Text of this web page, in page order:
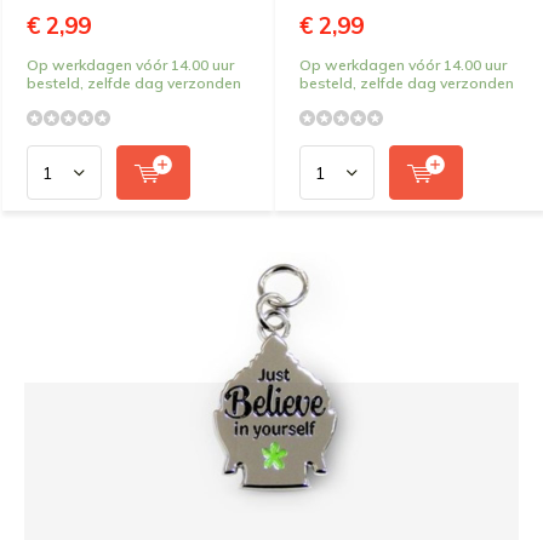
€ 2,99
Op werkdagen vóór 14.00 uur
besteld, zelfde dag verzonden
€ 2,99
Op werkdagen vóór 14.00 uur
besteld, zelfde dag verzonden